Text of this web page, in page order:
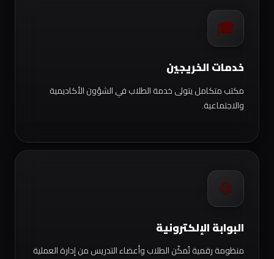
🎓
خدمات الخريجين
مكتب متكامل يتولى خدمة الطلاب في الشؤون الأكاديمية
والاجتماعية.
🌐
البوابة الإلكترونية
منظومة رقمية تُمكّن الطلاب وأعضاء التدريس من إدارة العملية